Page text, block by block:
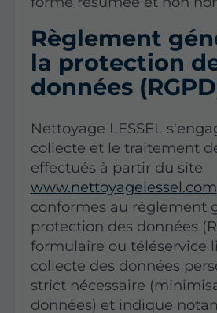
Règlement
la protection
données
Nettoyage LESSEL
collecte et le traitement
effectués à partir du site
www.nettoyagelessel.com
conformes au règlement
protection des données
formulaire ou téléservice
collecte des données
strict nécessaire
données) et indique